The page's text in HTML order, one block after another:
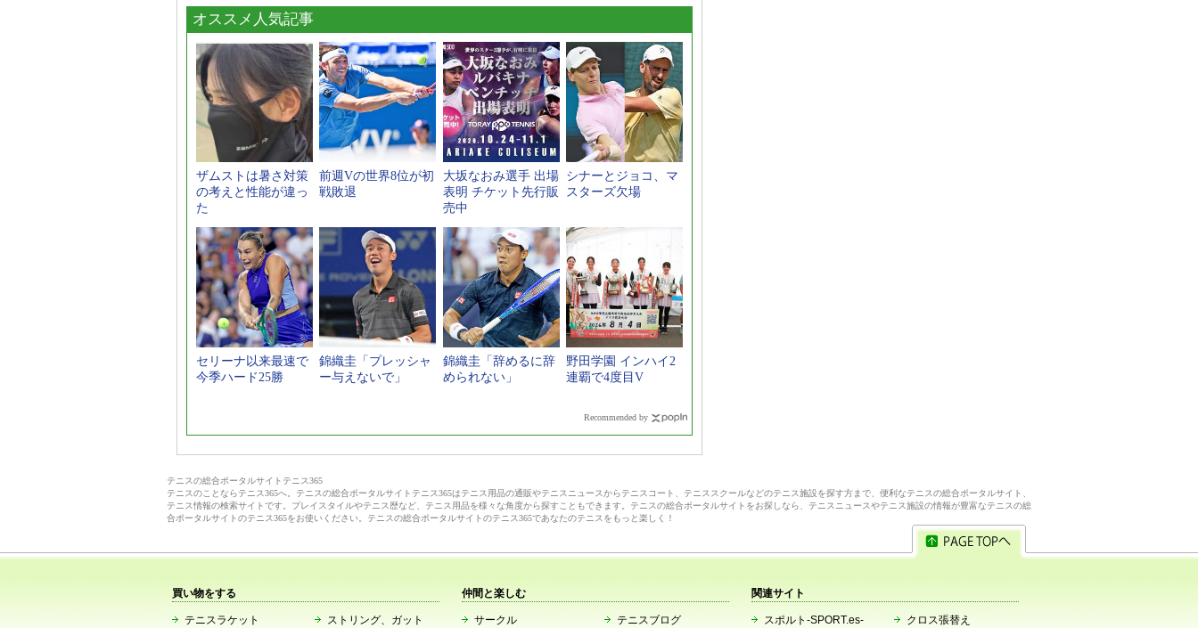
オススメ人気記事
ザムストは暑さ対策
の考えと性能が違っ
た
前週Vの世界8位が初
戦敗退
大坂なおみ選手 出場
表明 チケット先行販
売中
シナーとジョコ、マ
スターズ欠場
セリーナ以来最速で
今季ハード25勝
錦織圭「プレッシャ
ー与えないで」
錦織圭「辞めるに辞
められない」
野田学園 インハイ2
連覇で4度目V
Recommended by
テニスの総合ポータルサイトテニス365
テニスのことならテニス365へ。テニスの総合ポータルサイトテニス365はテニス用品の通販やテニスニュースからテニスコート、テニススクールなどのテニス施設を探す方まで、便利なテニスの総合ポータルサイト、
テニス情報の検索サイトです。プレイスタイルやテニス歴など、テニス用品を様々な角度から探すこともできます。テニスの総合ポータルサイトをお探しなら、テニスニュースやテニス施設の情報が豊富なテニスの総
合ポータルサイトのテニス365をお使いください。テニスの総合ポータルサイトのテニス365であなたのテニスをもっと楽しく！
買い物をする
テニスラケット ストリング、ガット
仲間と楽しむ
サークル テニスブログ
関連サイト
スポルト-SPORT.es- クロス張替え